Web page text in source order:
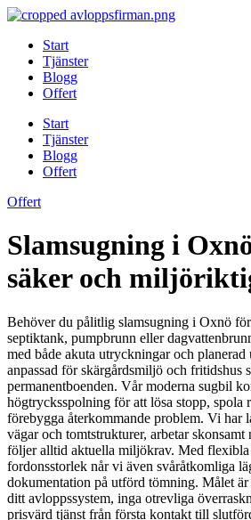
Skip
contentStart
Tjänster
Blogg
Offert
Start
Tjänster
Blogg
Offert
Offert
Slamsugning i
säker och
Behöver du pålitlig slamsugning i Oxnö
septiktank, pumpbrunn eller
med både akuta utryckningar och planerad
anpassad för skärgårdsmiljö och fritidshus
permanentboenden. Vår moderna sugbil
högtrycksspolning för att lösa stopp, spola
förebygga återkommande problem. Vi har
vägar och tomtstrukturer, arbetar skonsamt
följer alltid aktuella miljökrav. Med flexibla
fordonsstorlek når vi även svåråtkomliga
dokumentation på utförd tömning. Målet
ditt avloppssystem, inga otrevliga
prisvärd tjänst från första kontakt till